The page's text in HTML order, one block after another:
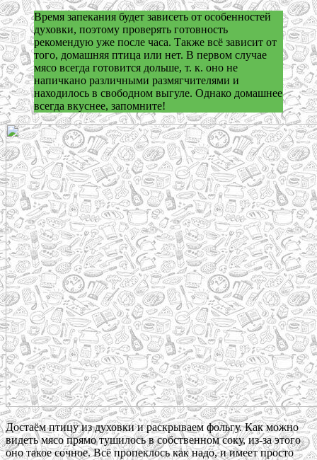
Время запекания будет зависеть от особенностей
духовки, поэтому проверять готовность
рекомендую уже после часа. Также всё зависит от
того, домашняя птица или нет. В первом случае
мясо всегда готовится дольше, т. к. оно не
напичкано различными размягчителями и
находилось в свободном выгуле. Однако домашнее
всегда вкуснее, запомните!
Достаём птицу из духовки и раскрываем фольгу. Как можно
видеть мясо прямо тушилось в собственном соку, из-за этого
оно такое сочное. Всё пропеклось как надо, и имеет просто